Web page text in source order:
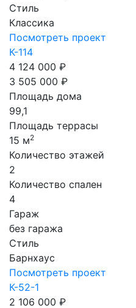
Стиль
Классика
Посмотреть проект
К-114
4 124 000 ₽
3 505 000 ₽
Площадь дома
99,1
Площадь террасы
15 м2
Количество этажей
2
Количество спален
4
Гараж
без гаража
Стиль
Барнхаус
Посмотреть проект
К-52-1
2 106 000 ₽